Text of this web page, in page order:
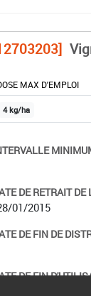
MAX D'EMPLOI
4 kg/ha
DE RETRAIT DE
01/2015
DE FIN DE
DE FIN